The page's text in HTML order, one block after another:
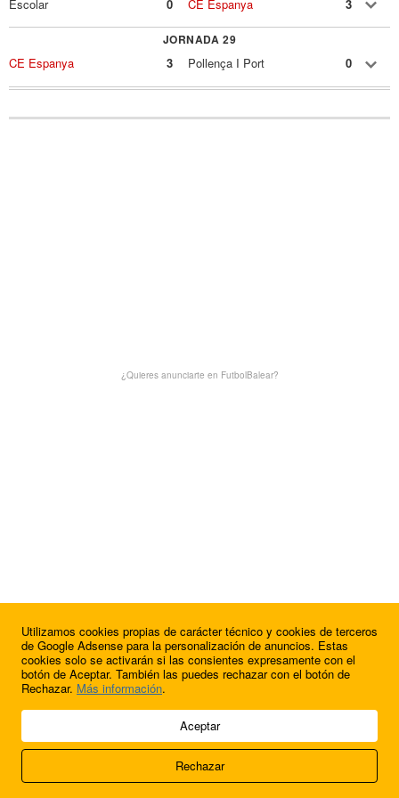
Escolar 0 CE Espanya 3
JORNADA 29
CE Espanya 3 Pollença I Port 0
¿Quieres anunciarte en FutbolBalear?
¿Quieres anunciarte en FutbolBalear?
© 2009 - 2026 Soluciones Corporativas IP, SL.
Acerca de nosotros
FútbolBalear
Utilizamos cookies propias de carácter técnico y cookies de terceros
de Google Adsense para la personalización de anuncios. Estas
cookies solo se activarán si las consientes expresamente con el
botón de Aceptar. También las puedes rechazar con el botón de
Rechazar. Más información.
Aceptar
Rechazar